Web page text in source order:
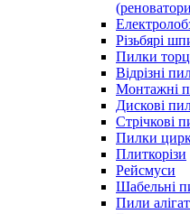
Різьбярі
Пилки
Відрізні
Монтажні
Дискові
Стрічкові
Пилки
Плиткорізи
Рейсмуси
Шабельні
Пили